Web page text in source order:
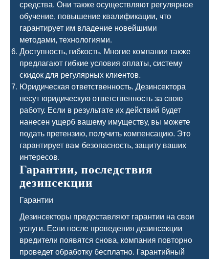
средства. Они также осуществляют регулярное
обучение, повышение квалификации, что
гарантирует им владение новейшими
методами, технологиями.
Доступность, гибкость. Многие компании также
предлагают гибкие условия оплаты, систему
скидок для регулярных клиентов.
Юридическая ответственность. Дезинсектора
несут юридическую ответственность за свою
работу. Если в результате их действий будет
нанесен ущерб вашему имуществу, вы можете
подать претензию, получить компенсацию. Это
гарантирует вам безопасность, защиту ваших
интересов.
Гарантии, последствия
дезинсекции
Гарантии
Дезинсекторы предоставляют гарантии на свои
услуги. Если после проведения дезинсекции
вредители появятся снова, компания повторно
проведет обработку бесплатно. Гарантийный